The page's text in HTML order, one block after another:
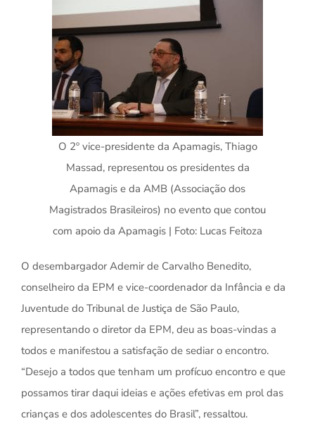
O 2º vice-presidente da Apamagis, Thiago
Massad, representou os presidentes da
Apamagis e da AMB (Associação dos
Magistrados Brasileiros) no evento que contou
com apoio da Apamagis | Foto: Lucas Feitoza
O desembargador Ademir de Carvalho Benedito,
conselheiro da EPM e vice-coordenador da Infância e da
Juventude do Tribunal de Justiça de São Paulo,
representando o diretor da EPM, deu as boas-vindas a
todos e manifestou a satisfação de sediar o encontro.
“Desejo a todos que tenham um profícuo encontro e que
possamos tirar daqui ideias e ações efetivas em prol das
crianças e dos adolescentes do Brasil”, ressaltou.